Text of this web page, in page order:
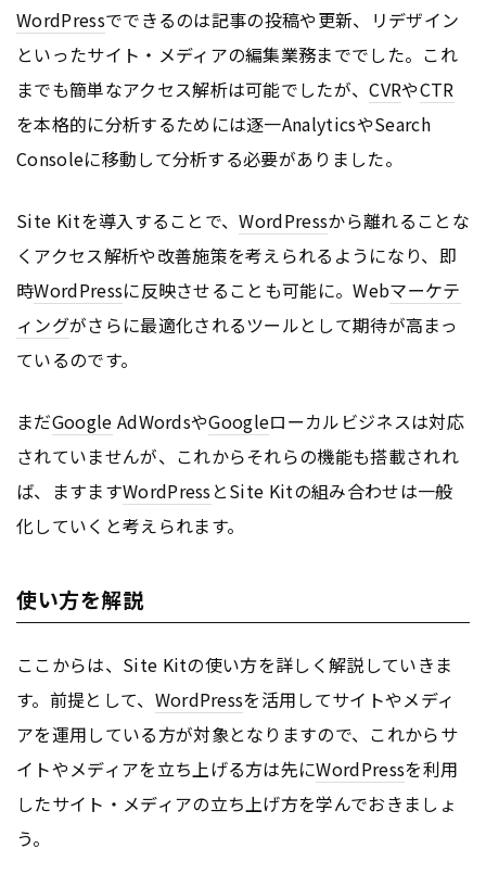
WordPressでできるのは記事の投稿や更新、リデザイン
といったサイト・メディアの編集業務まででした。これ
までも簡単なアクセス解析は可能でしたが、CVRやCTR
を本格的に分析するためには逐一AnalyticsやSearch
Consoleに移動して分析する必要がありました。
Site Kitを導入することで、WordPressから離れることな
くアクセス解析や改善施策を考えられるようになり、即
時WordPressに反映させることも可能に。Webマーケテ
ィングがさらに最適化されるツールとして期待が高まっ
ているのです。
まだGoogle AdWordsやGoogleローカルビジネスは対応
されていませんが、これからそれらの機能も搭載されれ
ば、ますますWordPressとSite Kitの組み合わせは一般
化していくと考えられます。
使い方を解説
ここからは、Site Kitの使い方を詳しく解説していきま
す。前提として、 WordPressを活用してサイトやメディ
アを運用している方が対象となりますので、これからサ
イトやメディアを立ち上げる方は先にWordPressを利用
したサイト・メディアの立ち上げ方を学んでおきましょ
う。